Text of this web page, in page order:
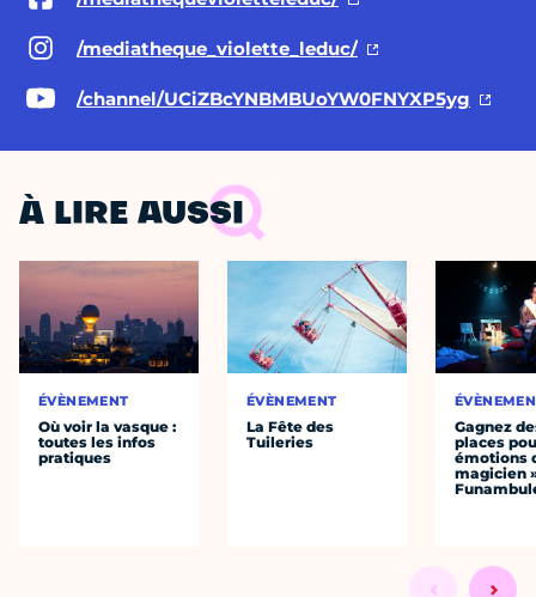
/mediatheque_violette_leduc/
/channel/UCiZBcYNBMBUoYW0FNYXP5yg
À LIRE AUSSI
ÉVÈNEMENT
Où voir la vasque :
toutes les infos
pratiques
ÉVÈNEMENT
La Fête des
Tuileries
Gagnez
places
émotions
magicien